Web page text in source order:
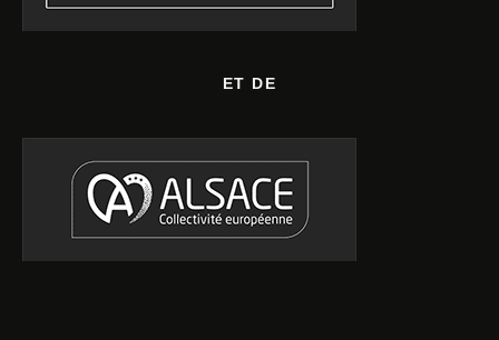
ET DE